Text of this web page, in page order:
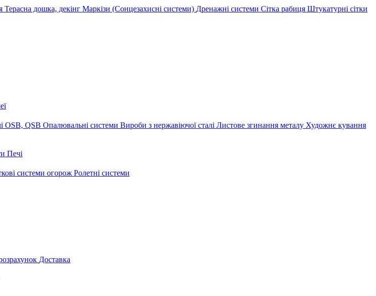
Терасна дошка, декінг Маркізи (Сонцезахисні системи) Дренажні системи Сітка рабиця Штукатурні сітки
OSB, QSB Опалювальні системи Вироби з нержавіючої сталі Листове згинання металу Художнє кування
Печі
системи огорож Ролетні системи
Доставка